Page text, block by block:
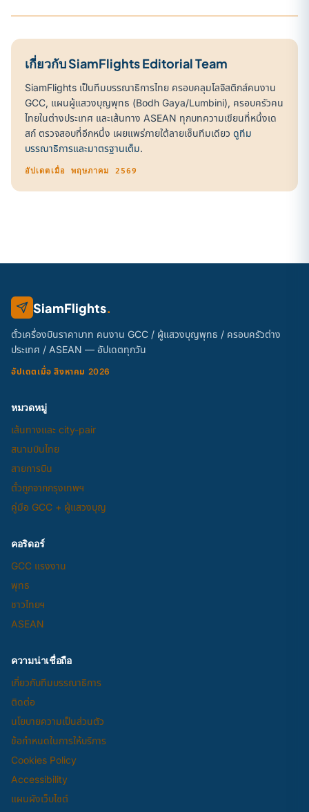
เกี่ยวกับ SiamFlights Editorial Team
SiamFlights เป็นทีมบรรณาธิการไทย ครอบคลุมโลจิสติกส์คนงาน
GCC, แผนผู้แสวงบุญพุทธ (Bodh Gaya/Lumbini), ครอบครัวคน
ไทยในต่างประเทศ และเส้นทาง ASEAN ทุกบทความเขียนที่หนึ่งเด
สก์ ตรวจสอบที่อีกหนึ่ง เผยแพร่ภายใต้ลายเซ็นทีมเดียว ดูทีม
บรรณาธิการและมาตรฐานเต็ม.
อัปเดตเมื่อ พฤษภาคม 2569
SiamFlights.
ตั๋วเครื่องบินราคาบาท คนงาน GCC / ผู้แสวงบุญพุทธ / ครอบครัวต่าง
ประเทศ / ASEAN — อัปเดตทุกวัน
อัปเดตเมื่อ สิงหาคม 2026
หมวดหมู่
เส้นทางและ city-pair
สนามบินไทย
สายการบิน
ตั๋วถูกจากกรุงเทพฯ
คู่มือ GCC + ผู้แสวงบุญ
คอริดอร์
GCC แรงงาน
พุทธ
ชาวไทยฯ
ASEAN
ความน่าเชื่อถือ
เกี่ยวกับทีมบรรณาธิการ
ติดต่อ
นโยบายความเป็นส่วนตัว
ข้อกำหนดในการให้บริการ
Cookies Policy
Accessibility
แผนผังเว็บไซต์